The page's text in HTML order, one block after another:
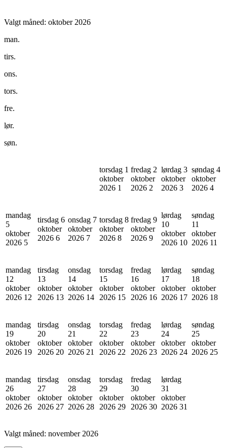
Valgt måned: oktober 2026
man.
tirs.
ons.
tors.
fre.
lør.
søn.
torsdag 1
oktober
2026 1
fredag 2
oktober
2026 2
lørdag 3
oktober
2026 3
søndag 4
oktober
2026 4
mandag
5
oktober
2026 5
tirsdag 6
oktober
2026 6
onsdag 7
oktober
2026 7
torsdag 8
oktober
2026 8
fredag 9
oktober
2026 9
lørdag
10
oktober
2026 10
søndag
11
oktober
2026 11
mandag
12
oktober
2026 12
tirsdag
13
oktober
2026 13
onsdag
14
oktober
2026 14
torsdag
15
oktober
2026 15
fredag
16
oktober
2026 16
lørdag
17
oktober
2026 17
søndag
18
oktober
2026 18
mandag
19
oktober
2026 19
tirsdag
20
oktober
2026 20
onsdag
21
oktober
2026 21
torsdag
22
oktober
2026 22
fredag
23
oktober
2026 23
lørdag
24
oktober
2026 24
søndag
25
oktober
2026 25
mandag
26
oktober
2026 26
tirsdag
27
oktober
2026 27
onsdag
28
oktober
2026 28
torsdag
29
oktober
2026 29
fredag
30
oktober
2026 30
lørdag
31
oktober
2026 31
Valgt måned: november 2026